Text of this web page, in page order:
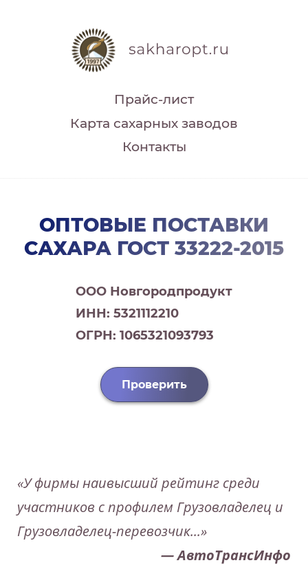
Прайс-лист
Карта сахарных заводов
Контакты
ОПТОВЫЕ ПОСТАВКИ
САХАРА ГОСТ 33222-2015
ООО Новгородпродукт
ИНН: 5321112210
ОГРН: 1065321093793
Проверить
«У фирмы наивысший рейтинг среди
участников с профилем Грузовладелец и
Грузовладелец-перевозчик...»
— АвтоТрансИнфо